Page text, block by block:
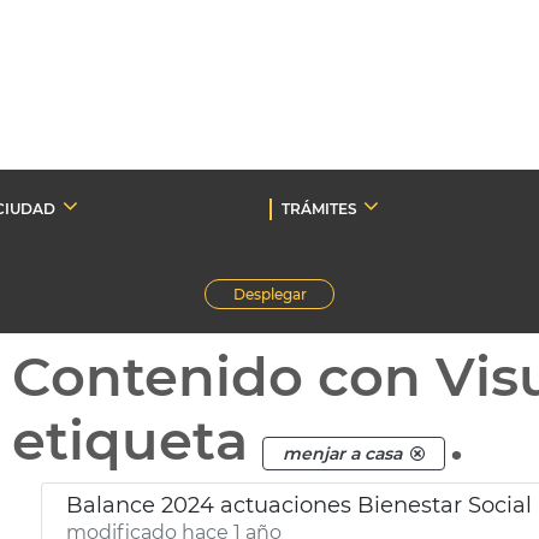
TRÁMITES
Desplegar
Contenido con
etiqueta
menjar a casa .
Balance 2024 actuaciones Bienestar Social
modificado hace 1 año